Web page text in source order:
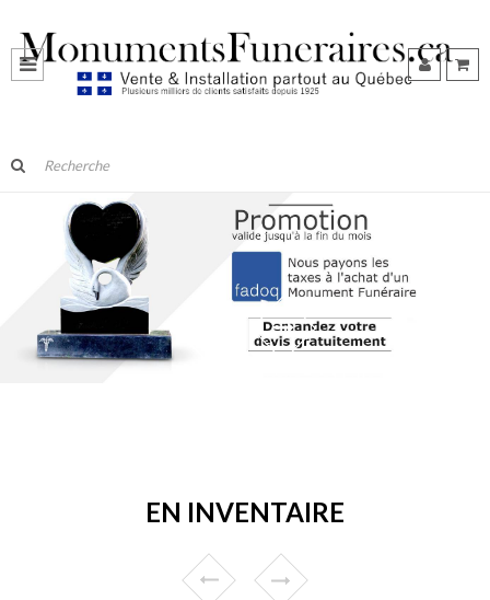
EN INVENTAIRE